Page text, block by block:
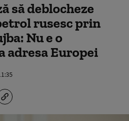
să deblocheze
rusesc prin
Nu e o
adresa Europei